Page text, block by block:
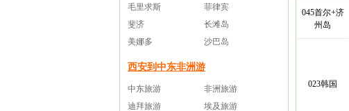
毛里求斯
菲律宾
斐济
长滩岛
美娜多
沙巴岛
西安到中东非洲游
中东旅游
非洲旅游
迪拜旅游
埃及旅游
045首尔+济
州岛
023韩国